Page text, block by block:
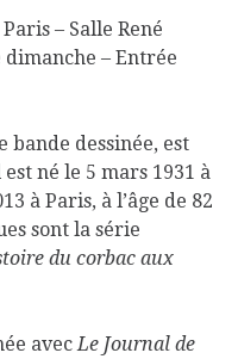
– Salle René
dimanche – Entrée
bande dessinée, est
né le 5 mars 1931 à
à Paris, à l’âge de 82
sont la série
du corbac aux
avecLe Journal de